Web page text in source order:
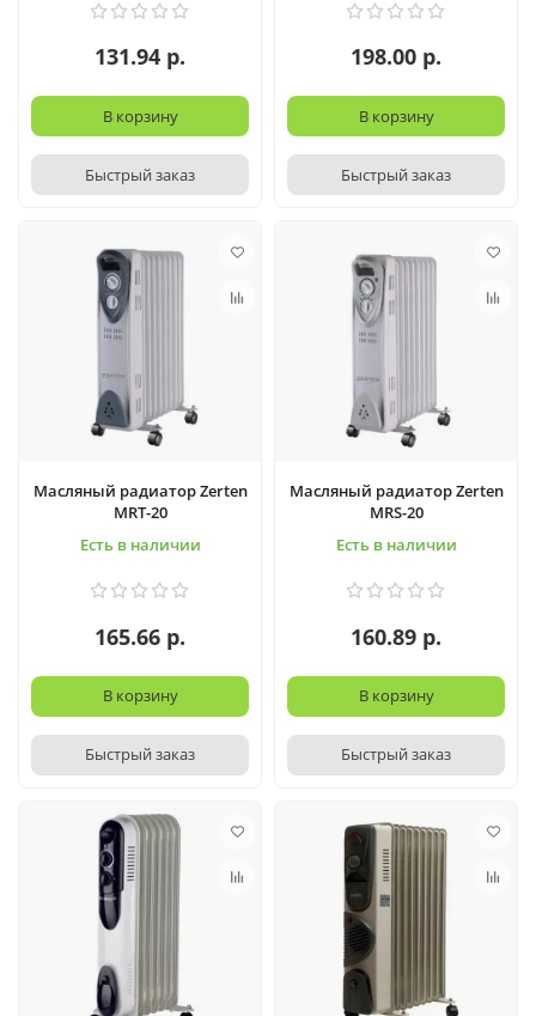
131.94 р.
В корзину
Быстрый заказ
198.00 р.
В корзину
Быстрый заказ
Масляный радиатор Zerten
MRT-20
Есть в наличии
165.66 р.
В корзину
Быстрый заказ
Масляный радиатор Zerten
MRS-20
Есть в наличии
160.89 р.
В корзину
Быстрый заказ